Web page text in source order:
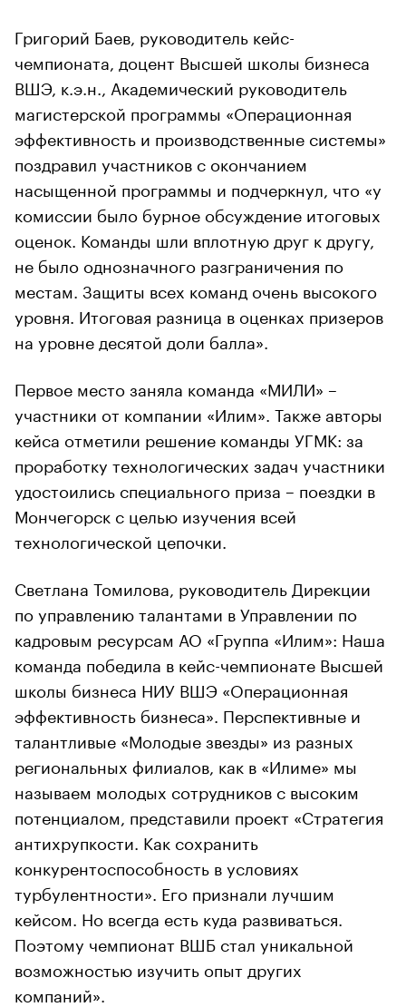
Григорий Баев, руководитель кейс-
чемпионата, доцент Высшей школы бизнеса
ВШЭ, к.э.н., Академический руководитель
магистерской программы «Операционная
эффективность и производственные системы»
поздравил участников с окончанием
насыщенной программы и подчеркнул, что «у
комиссии было бурное обсуждение итоговых
оценок. Команды шли вплотную друг к другу,
не было однозначного разграничения по
местам. Защиты всех команд очень высокого
уровня. Итоговая разница в оценках призеров
на уровне десятой доли балла».
Первое место заняла команда «МИЛИ» –
участники от компании «Илим». Также авторы
кейса отметили решение команды УГМК: за
проработку технологических задач участники
удостоились специального приза – поездки в
Мончегорск с целью изучения всей
технологической цепочки.
Светлана Томилова, руководитель Дирекции
по управлению талантами в Управлении по
кадровым ресурсам АО «Группа «Илим»: Наша
команда победила в кейс-чемпионате Высшей
школы бизнеса НИУ ВШЭ «Операционная
эффективность бизнеса». Перспективные и
талантливые «Молодые звезды» из разных
региональных филиалов, как в «Илиме» мы
называем молодых сотрудников с высоким
потенциалом, представили проект «Стратегия
антихрупкости. Как сохранить
конкурентоспособность в условиях
турбулентности». Его признали лучшим
кейсом. Но всегда есть куда развиваться.
Поэтому чемпионат ВШБ стал уникальной
возможностью изучить опыт других
компаний».